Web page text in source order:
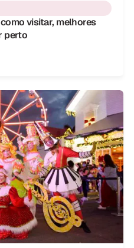
visitar, melhores
perto